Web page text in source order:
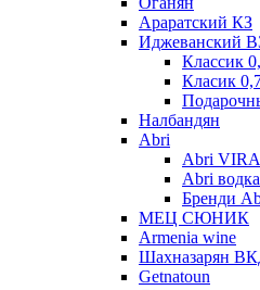
Араратский КЗ
Иджеванский
Классик
Класик
Налбандян
Abri
Abri
Abri
Бренди
МЕЦ СЮНИК
Armenia wine
Шахназарян
Getnatoun